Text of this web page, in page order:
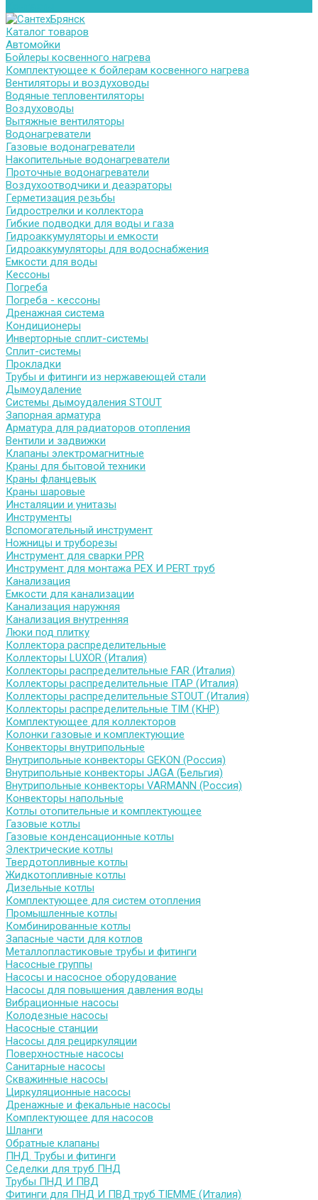
Каталог товаров
Автомойки
Бойлеры косвенного нагрева
Комплектующее к бойлерам косвенного нагрева
Вентиляторы и воздуховоды
Водяные тепловентиляторы
Воздуховоды
Вытяжные вентиляторы
Водонагреватели
Газовые водонагреватели
Накопительные водонагреватели
Проточные водонагреватели
Воздухоотводчики и деаэраторы
Герметизация резьбы
Гидрострелки и коллектора
Гибкие подводки для воды и газа
Гидроаккумуляторы и емкости
Гидроаккумуляторы для водоснабжения
Емкости для воды
Кессоны
Погреба
Погреба - кессоны
Дренажная система
Кондиционеры
Инверторные сплит-системы
Сплит-системы
Прокладки
Трубы и фитинги из нержавеющей стали
Дымоудаление
Системы дымоудаления STOUT
Запорная арматура
Арматура для радиаторов отопления
Вентили и задвижки
Клапаны электромагнитные
Краны для бытовой техники
Краны фланцевык
Краны шаровые
Инсталяции и унитазы
Инструменты
Вспомогательный инструмент
Ножницы и труборезы
Инструмент для сварки PPR
Инструмент для монтажа PEX И PERT труб
Канализация
Емкости для канализации
Канализация наружняя
Канализация внутренняя
Люки под плитку
Коллектора распределительные
Коллекторы LUXOR (Италия)
Коллекторы распределительные FAR (Италия)
Коллекторы распределительные ITAP (Италия)
Коллекторы распределительные STOUT (Италия)
Коллекторы распределительные TIM (КНР)
Комплектующее для коллекторов
Колонки газовые и комплектующие
Конвекторы внутрипольные
Внутрипольные конвекторы GEKON (Россия)
Внутрипольные конвекторы JAGA (Бельгия)
Внутрипольные конвекторы VARMANN (Россия)
Конвекторы напольные
Котлы отопительные и комплектующее
Газовые котлы
Газовые конденсационные котлы
Электрические котлы
Твердотопливные котлы
Жидкотопливные котлы
Дизельные котлы
Комплектующее для систем отопления
Промышленные котлы
Комбинированные котлы
Запасные части для котлов
Металлопластиковые трубы и фитинги
Насосные группы
Насосы и насосное оборудование
Насосы для повышения давления воды
Вибрационные насосы
Колодезные насосы
Насосные станции
Насосы для рециркуляции
Поверхностные насосы
Санитарные насосы
Скважинные насосы
Циркуляционные насосы
Дренажные и фекальные насосы
Комплектующее для насосов
Шланги
Обратные клапаны
ПНД. Трубы и фитинги
Седелки для труб ПНД
Трубы ПНД И ПВД
Фитинги для ПНД И ПВД труб TIEMME (Италия)